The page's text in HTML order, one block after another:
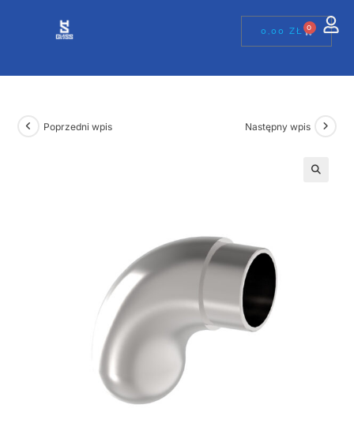
0,00ZŁ 0
Poprzedni wpis Następny wpis